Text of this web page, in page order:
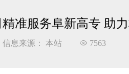
准服务阜新高专 助
信息来源： 本站 7563